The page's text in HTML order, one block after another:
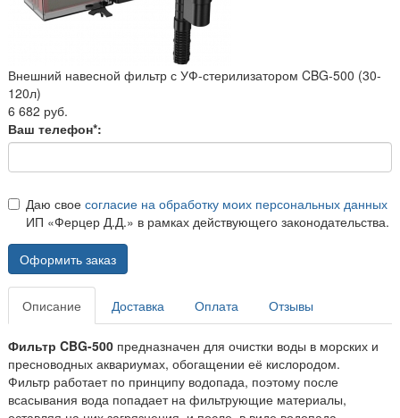
Внешний навесной фильтр с УФ-стерилизатором CBG-500 (30-
120л)
6 682 руб.
Ваш телефон*:
Даю свое согласие на обработку моих персональных данных
ИП «Ферцер Д.Д.» в рамках действующего законодательства.
Оформить заказ
Описание Доставка Оплата Отзывы
Фильтр CBG-500 предназначен для очистки воды в морских и
пресноводных аквариумах, обогащении её кислородом.
Фильтр работает по принципу водопада, поэтому после
всасывания вода попадает на фильтрующие материалы,